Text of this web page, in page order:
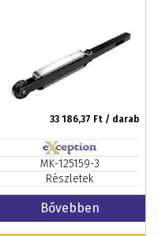
33 186,37 Ft / darab
MK-125159-3
Részletek
Bővebben